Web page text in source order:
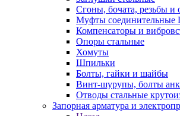
Сгоны, бочата, резьбы и
Муфты
Компенсаторы и
Опоры стальные
Хомуты
Шпильки
Болты, гайки и шайбы
Винт-шурупы, болты
Отводы стальные
Запорная арматура и